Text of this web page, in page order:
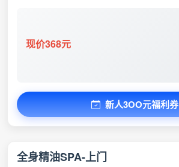
现价368元
新人3OO元福利券
全身精油SPA-上门